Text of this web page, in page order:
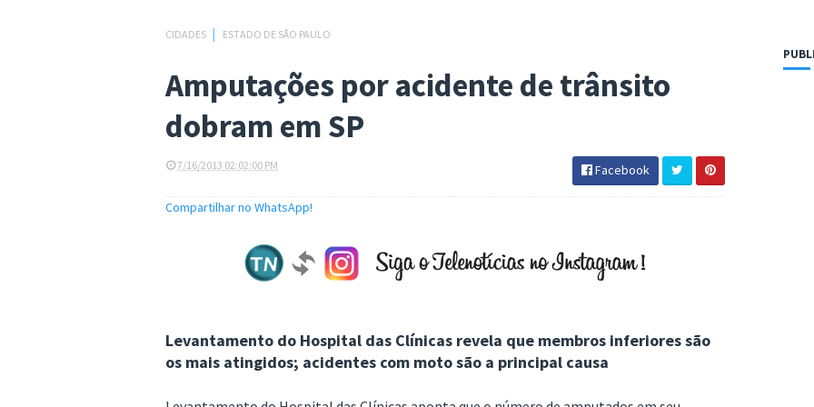
CIDADES ESTADO DE SÃO PAULO
Amputações por acidente de trânsito
dobram em SP
7/16/2013 02:02:00 PM Facebook
Compartilhar no WhatsApp!
Levantamento do Hospital das Clínicas revela que membros inferiores são
os mais atingidos; acidentes com moto são a principal causa